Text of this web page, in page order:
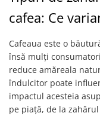
cafea: Ce
Cafeaua este o
însă mulți
reduce amăreala
îndulcitor poate
impactul acesteia
pe piață, de la